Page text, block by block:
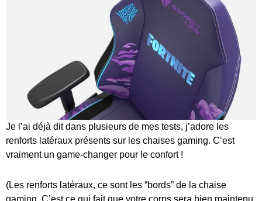
Je l’ai déjà dit dans plusieurs de mes tests, j’adore les
renforts latéraux présents sur les chaises gaming. C’est
vraiment un game-changer pour le confort !
(Les renforts latéraux, ce sont les “bords” de la chaise